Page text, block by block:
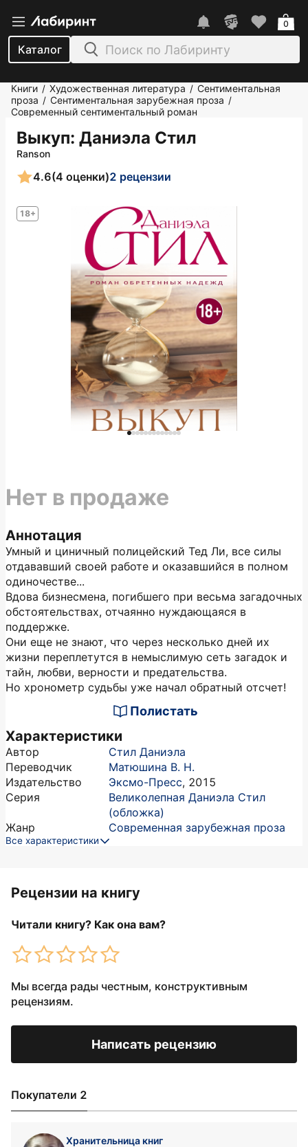
Каталог
0
Книги / Художественная литература / Сентиментальная
проза / Сентиментальная зарубежная проза /
Современный сентиментальный роман
Выкуп: Даниэла Стил
Ranson
18+
4.6(4 оценки)2 рецензии
Аннотация
Умный и циничный полицейский Тед Ли, все силы
отдававший своей работе и оказавшийся в полном
одиночестве...
Вдова бизнесмена, погибшего при весьма загадочных
обстоятельствах, отчаянно нуждающаяся в
поддержке.
Они еще не знают, что через несколько дней их
жизни переплетутся в немыслимую сеть загадок и
тайн, любви, верности и предательства.
Но хронометр судьбы уже начал обратный отсчет!
Полистать
Характеристики
Автор
Стил Даниэла
Переводчик
Матюшина В. Н.
Издательство
Эксмо-Пресс, 2015
Серия
Великолепная Даниэла Стил
(обложка)
Жанр
Современная зарубежная проза
Все характеристики
Нет в продаже
Рецензии на книгу
Читали книгу? Как она вам?
Мы всегда рады честным, конструктивным
рецензиям.
Написать рецензию
Покупатели 2
Хранительница книг